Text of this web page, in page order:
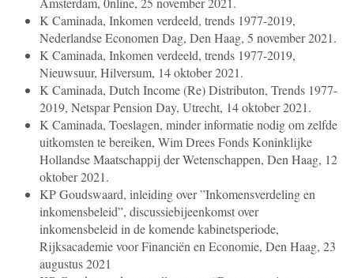
K Caminada, Inkomen verdeeld, trends 1977-2019,
Nederlandse Economen Dag, Den Haag, 5 november 2021.
K Caminada, Inkomen verdeeld, trends 1977-2019,
Nieuwsuur, Hilversum, 14 oktober 2021.
K Caminada, Dutch Income (Re) Distributon, Trends 1977-
2019, Netspar Pension Day, Utrecht, 14 oktober 2021.
K Caminada, Toeslagen, minder informatie nodig om zelfde
uitkomsten te bereiken, Wim Drees Fonds Koninklijke
Hollandse Maatschappij der Wetenschappen, Den Haag, 12
oktober 2021.
KP Goudswaard, inleiding over ”Inkomensverdeling en
inkomensbeleid”, discussiebijeenkomst over
inkomensbeleid in de komende kabinetsperiode,
Rijksacademie voor Financiën en Economie, Den Haag, 23
augustus 2021